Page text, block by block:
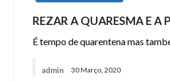
REZAR A QUARESMA E A
É tempo de quarentena mas
admin 30 Março, 2020